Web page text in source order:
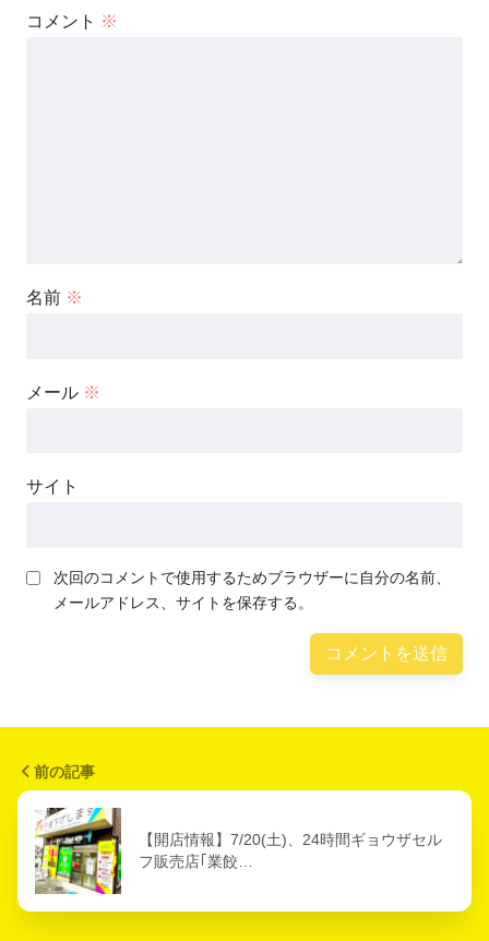
コメント ※
名前 ※
メール ※
サイト
次回のコメントで使用するためブラウザーに自分の名前、
メールアドレス、サイトを保存する。
前の記事
【開店情報】7/20(土)、24時間ギョウザセル
フ販売店｢業餃…